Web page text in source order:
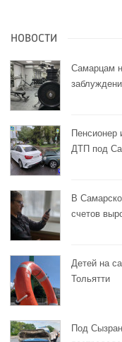
НОВОСТИ
Самарцам
Пенсионер
ДТП под
В
счетов
Детей на
Тольятти
Под